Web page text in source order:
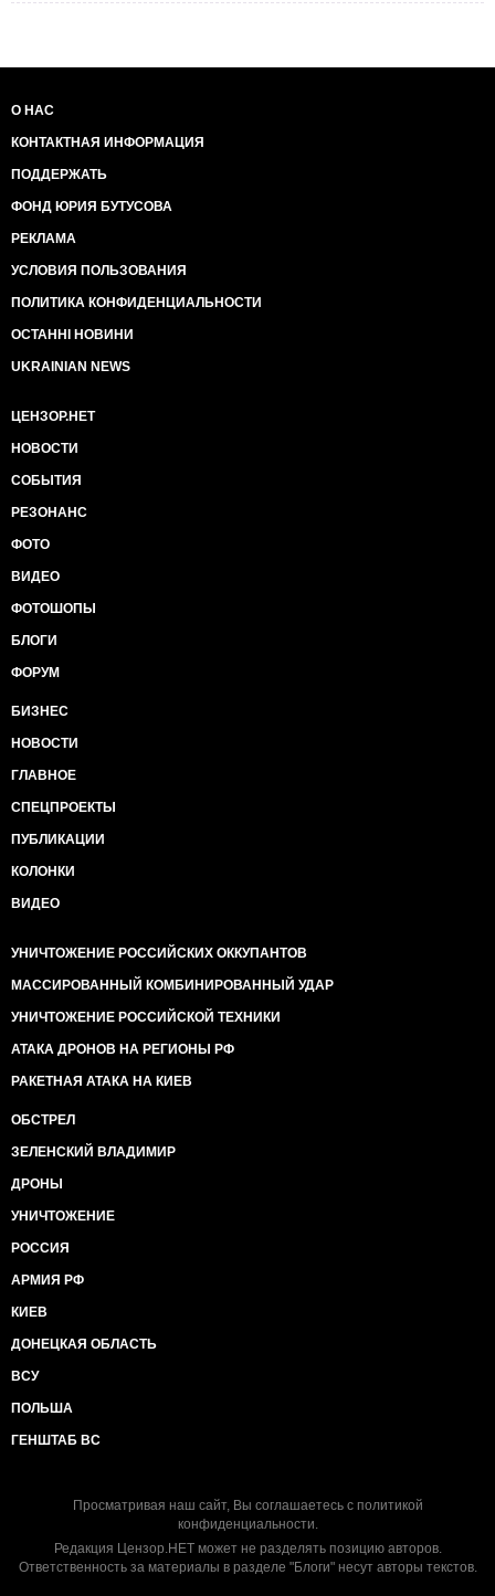
О НАС
КОНТАКТНАЯ ИНФОРМАЦИЯ
ПОДДЕРЖАТЬ
ФОНД ЮРИЯ БУТУСОВА
РЕКЛАМА
УСЛОВИЯ ПОЛЬЗОВАНИЯ
ПОЛИТИКА КОНФИДЕНЦИАЛЬНОСТИ
ОСТАННІ НОВИНИ
UKRAINIAN NEWS
ЦЕНЗОР.НЕТ
НОВОСТИ
СОБЫТИЯ
РЕЗОНАНС
ФОТО
ВИДЕО
ФОТОШОПЫ
БЛОГИ
ФОРУМ
БИЗНЕС
НОВОСТИ
ГЛАВНОЕ
СПЕЦПРОЕКТЫ
ПУБЛИКАЦИИ
КОЛОНКИ
ВИДЕО
УНИЧТОЖЕНИЕ РОССИЙСКИХ ОККУПАНТОВ
МАССИРОВАННЫЙ КОМБИНИРОВАННЫЙ УДАР
УНИЧТОЖЕНИЕ РОССИЙСКОЙ ТЕХНИКИ
АТАКА ДРОНОВ НА РЕГИОНЫ РФ
РАКЕТНАЯ АТАКА НА КИЕВ
ОБСТРЕЛ
ЗЕЛЕНСКИЙ ВЛАДИМИР
ДРОНЫ
УНИЧТОЖЕНИЕ
РОССИЯ
АРМИЯ РФ
КИЕВ
ДОНЕЦКАЯ ОБЛАСТЬ
ВСУ
ПОЛЬША
ГЕНШТАБ ВС
Просматривая наш сайт, Вы соглашаетесь с политикой
конфиденциальности.
Редакция Цензор.НЕТ может не разделять позицию авторов.
Ответственность за материалы в разделе "Блоги" несут авторы текстов.